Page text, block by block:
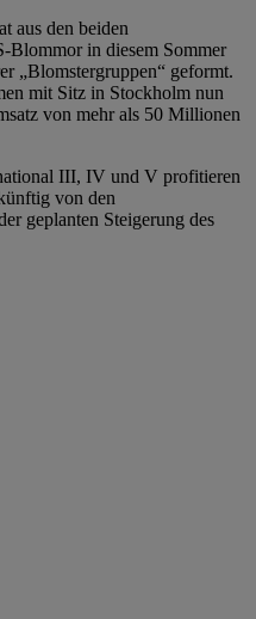
aus den beiden
Blommor in diesem Sommer
„Blomstergruppen“ geformt.
mit Sitz in Stockholm nun
von mehr als 50 Millionen
III, IV und V profitieren
von den
geplanten Steigerung des